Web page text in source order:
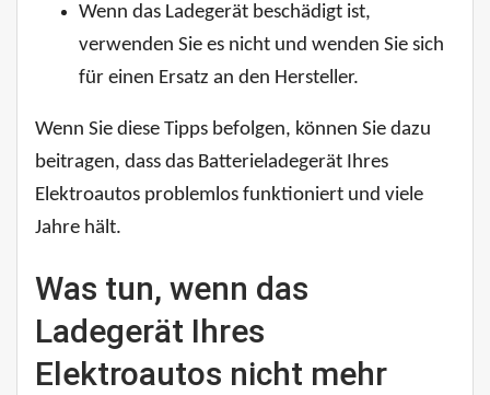
Wenn das Ladegerät beschädigt ist,
verwenden Sie es nicht und wenden Sie sich
für einen Ersatz an den Hersteller.
Wenn Sie diese Tipps befolgen, können Sie dazu
beitragen, dass das Batterieladegerät Ihres
Elektroautos problemlos funktioniert und viele
Jahre hält.
Was tun, wenn das
Ladegerät Ihres
Elektroautos nicht mehr